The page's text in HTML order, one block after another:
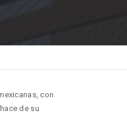
con
de su